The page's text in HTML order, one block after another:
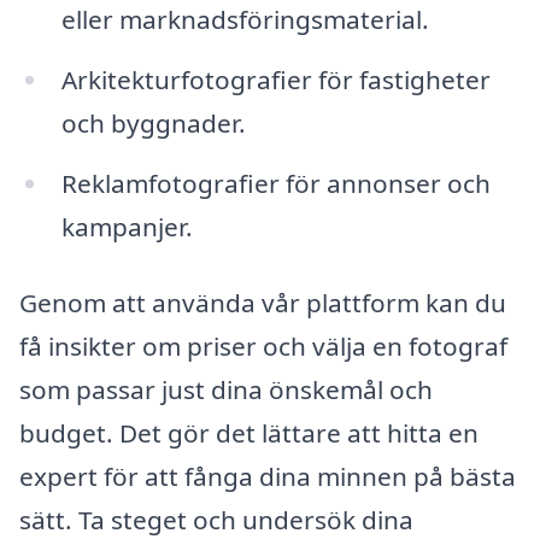
eller marknadsföringsmaterial.
Arkitekturfotografier för fastigheter
och byggnader.
Reklamfotografier för annonser och
kampanjer.
Genom att använda vår plattform kan du
få insikter om priser och välja en fotograf
som passar just dina önskemål och
budget. Det gör det lättare att hitta en
expert för att fånga dina minnen på bästa
sätt. Ta steget och undersök dina